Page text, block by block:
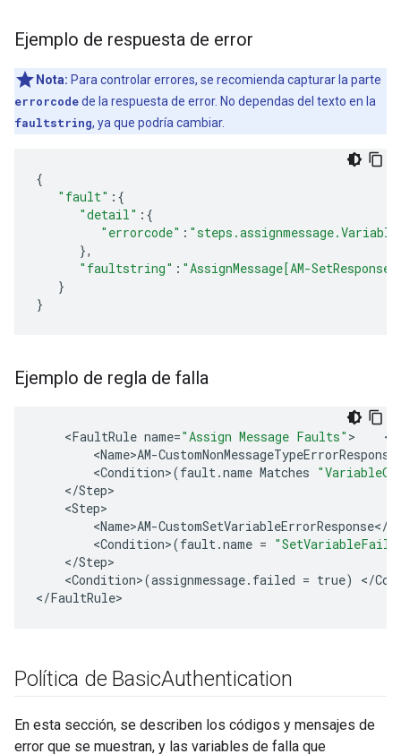
Ejemplo de respuesta de error
Nota: Para controlar errores, se recomienda capturar la parte
errorcodede la respuesta de error. No dependas del texto en la
faultstring, ya que podría cambiar.
{
"fault" :{
"detail" :{
"errorcode" :
},
"faultstring" : "AssignMessage[AM-
}
}
Ejemplo de regla de falla
<FaultRule name="Assign Message Faults" > <
<Name>AM-CustomNonMessageTypeErrorResponse
<Condition>(fault.name Matches
</Step
<Step
<Name>AM-CustomSetVariableErrorResponse</
<Condition>(fault.name =
</Step
<Condition>(assignmessage. failed = true) </
</FaultRule>
Política de BasicAuthentication
En esta sección, se describen los códigos y mensajes de
error que se muestran, y las variables de falla que